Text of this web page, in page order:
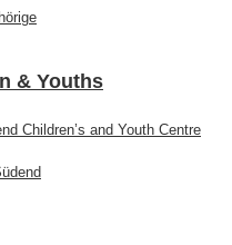
& Youths
Children’s and Youth Centre